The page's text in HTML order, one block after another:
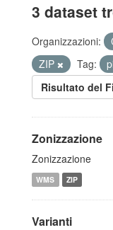
3 dataset
Organizzazioni:
ZIP
Tag:
Risultato del
Zonizzazione
Zonizzazione
WMS ZIP
Varianti